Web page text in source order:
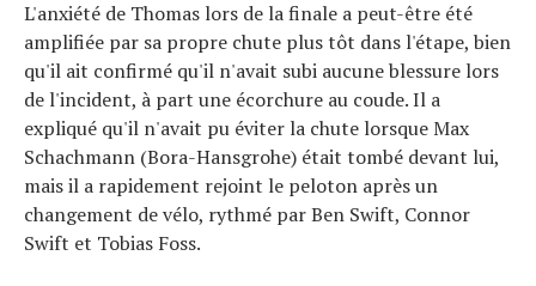
L'anxiété de Thomas lors de la finale a peut-être été
amplifiée par sa propre chute plus tôt dans l'étape, bien
qu'il ait confirmé qu'il n'avait subi aucune blessure lors
de l'incident, à part une écorchure au coude. Il a
expliqué qu'il n'avait pu éviter la chute lorsque Max
Schachmann (Bora-Hansgrohe) était tombé devant lui,
mais il a rapidement rejoint le peloton après un
changement de vélo, rythmé par Ben Swift, Connor
Swift et Tobias Foss.